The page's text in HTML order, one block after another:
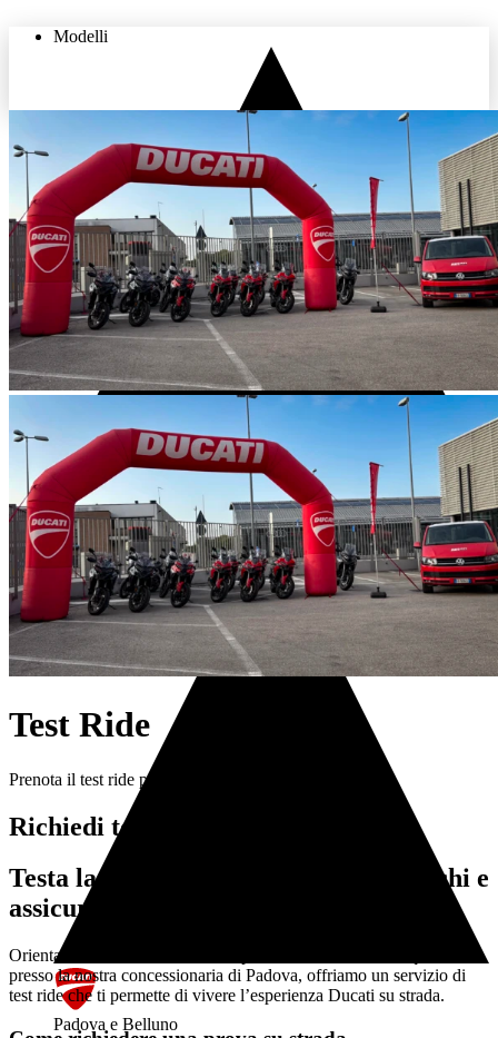
THE LAND OF JOY
Modelli
Usato
Servizi
Padova e Belluno
Test Ride
Prenota il test ride presso Ducati Padova.
Richiedi test ride
Testa la Ducati su cui hai messo gli occhi e
assicurati che sia quella giusta.
Orientarsi nella scelta della moto può essere difficile. Per questo,
presso la nostra concessionaria di Padova, offriamo un servizio di
test ride che ti permette di vivere l’esperienza Ducati su strada.